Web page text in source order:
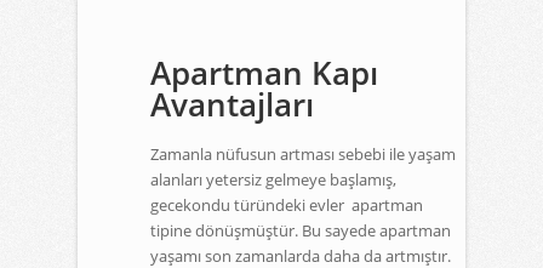
Apartman Kapı
Avantajları
Zamanla nüfusun artması sebebi ile yaşam
alanları yetersiz gelmeye başlamış,
gecekondu türündeki evler apartman
tipine dönüşmüştür. Bu sayede apartman
yaşamı son zamanlarda daha da artmıştır.